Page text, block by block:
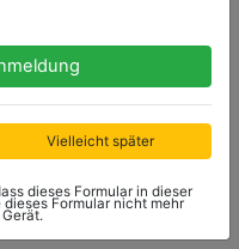
Zust.
Ergebnis
21,00 €
Vielleicht später
dieses Formular in dieser
Formular nicht mehr